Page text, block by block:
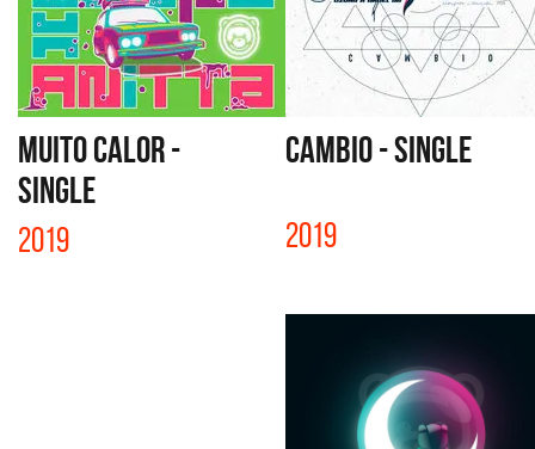
MUITO CALOR -
SINGLE
2019
CAMBIO - SINGLE
2019